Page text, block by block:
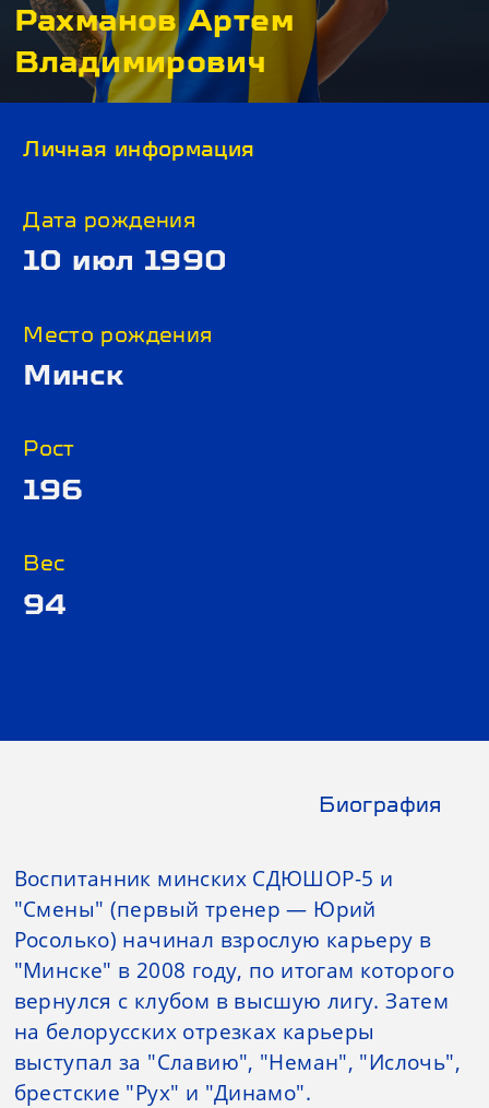
Рахманов Артем
Владимирович
Личная информация
Дата рождения
10 июл 1990
Место рождения
Минск
Рост
196
Вес
94
Биография
Воспитанник минских СДЮШОР-5 и
"Смены" (первый тренер — Юрий
Росолько) начинал взрослую карьеру в
"Минске" в 2008 году, по итогам которого
вернулся с клубом в высшую лигу. Затем
на белорусских отрезках карьеры
выступал за "Славию", "Неман", "Ислочь",
брестские "Рух" и "Динамо".